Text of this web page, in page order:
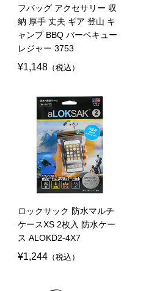
フバッグ アクセサリー 収
納 厚手 丈夫 ギア 登山 キ
ャンプ BBQ バーベキュー
レジャー 3753
¥1,148 （税込）
ロックサック 防水マルチ
ケースXS 2枚入 防水ケー
ス ALOKD2-4X7
¥1,244 （税込）